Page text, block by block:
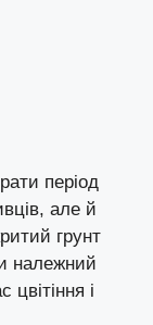
період
але й
грунт
належний
цвітіння і